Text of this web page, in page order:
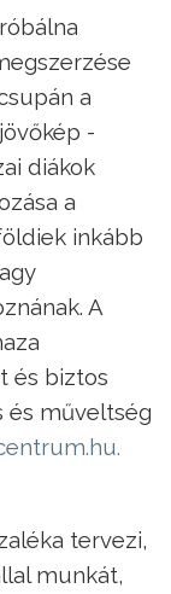
a
-
diákok
a
inkább
A
és biztos
és műveltség
tervezi,
munkát,